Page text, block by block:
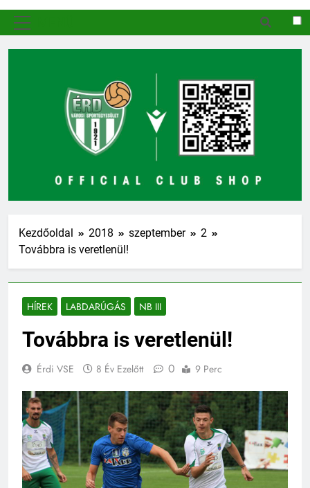
Kezdőoldal 2018 szeptember
2
Továbbra is veretlenül!
HÍREK LABDARÚGÁS NB III
Továbbra is veretlenül!
Érdi VSE 8 Év Ezelőtt 0 9 Perc